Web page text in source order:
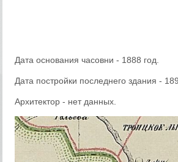
Дата основания часовни - 1888 год.
Дата постройки последнего здания -
Архитектор - нет данных.